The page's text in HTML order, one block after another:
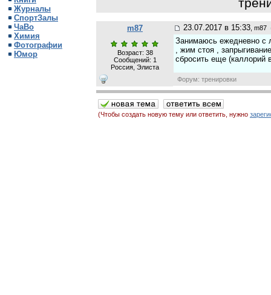
Журналы
СпортЗалы
ЧаВо
Химия
Фотографии
Юмор
m87 23.07.2017 в 15:33 , m87
Возраст: 38
Сообщений: 1
Россия, Элиста
Занимаюсь ежедневно с
, жим стоя ,
сбросить еще (каллорий
Форум: тренировки
(Чтобы создать новую тему или ответить, нужно